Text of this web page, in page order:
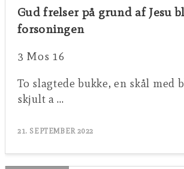
Gud frelser på grund af Jesu
forsoningen
3 Mos 16
To slagtede bukke, en skål med
skjult a …
21. SEPTEMBER 2022